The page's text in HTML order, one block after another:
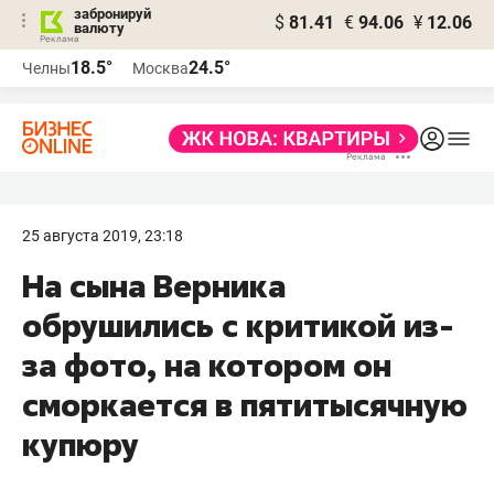
забронируй
валюту
$ 81.41 € 94.06 ¥ 12.06
Челны18.5° Москва24.5°
25 августа 2019, 23:18
На сына Верника
обрушились с критикой из-
за фото, на котором он
сморкается в пятитысячную
купюру